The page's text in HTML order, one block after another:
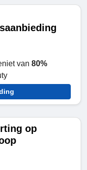
van 80%
op